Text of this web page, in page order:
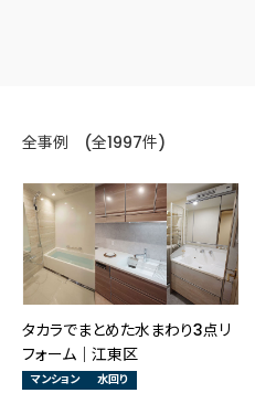
全事例 (全1997件)
タカラでまとめた水まわり3点リ
フォーム｜江東区
マンション 水回り